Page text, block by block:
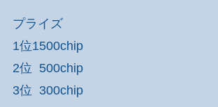
プライズ
1位1500chip
2位 500chip
3位 300chip